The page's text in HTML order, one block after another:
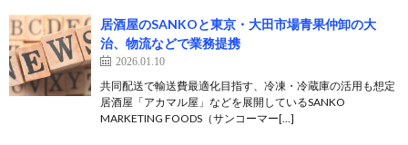
居酒屋のSANKOと東京・大田市場青果仲卸の大
治、物流などで業務提携
2026.01.10
共同配送で輸送費最適化目指す、冷凍・冷蔵庫の活用も想定
居酒屋「アカマル屋」などを展開しているSANKO
MARKETING FOODS（サンコーマー[…]